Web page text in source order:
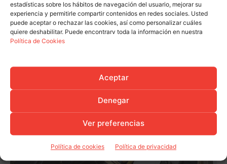
estadísticas sobre los hábitos de navegación del usuario, mejorar su
experiencia y permitirle compartir contenidos en redes sociales. Usted
puede aceptar o rechazar las cookies, así como personalizar cuáles
quiere deshabilitar. Puede encontrarv toda la información en nuestra
Política de Cookies
Aceptar
Denegar
Ver preferencias
Política de cookies Política de privacidad